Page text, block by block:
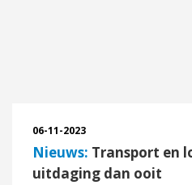
06-11-2023
Nieuws: Transport en
uitdaging dan ooit